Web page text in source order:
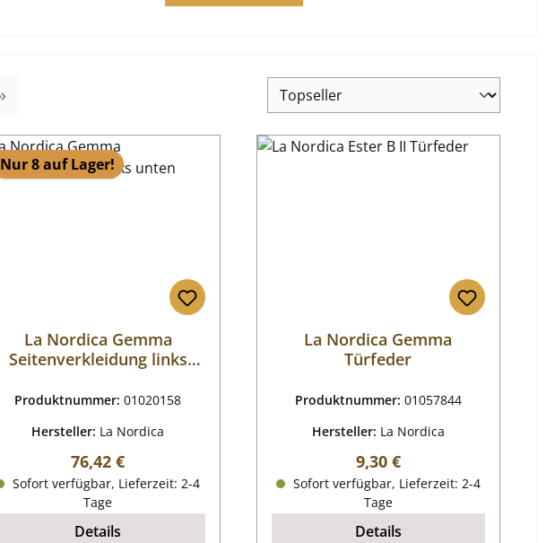
Nur 8 auf Lager!
La Nordica Gemma
Seitenverkleidung links
Produktnummer:01020158
Hersteller: La Nordica
Regulärer Preis:
76,42 €
Sofort verfügbar, Lieferzeit: 2-4
Tage
Details
La Nordica Gemma
Türfeder
Produktnummer: 01057844
Hersteller: La Nordica
Regulärer Preis:
9,30 €
Sofort verfügbar, Lieferzeit: 2-4
Tage
Details